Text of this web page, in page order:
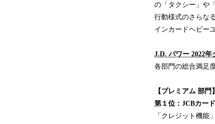
の「タクシー」や
行動様式のさらな
インカードヘビー
J.D. パワー 2022年
各部門の総合満足
【 プレミアム 部門
第 １ 位： JCBカード
「クレジット機能